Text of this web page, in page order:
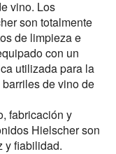
vino. Los
son totalmente
de limpieza e
con un
utilizada para la
de vino de
fabricación y
Hielscher son
y fiabilidad.